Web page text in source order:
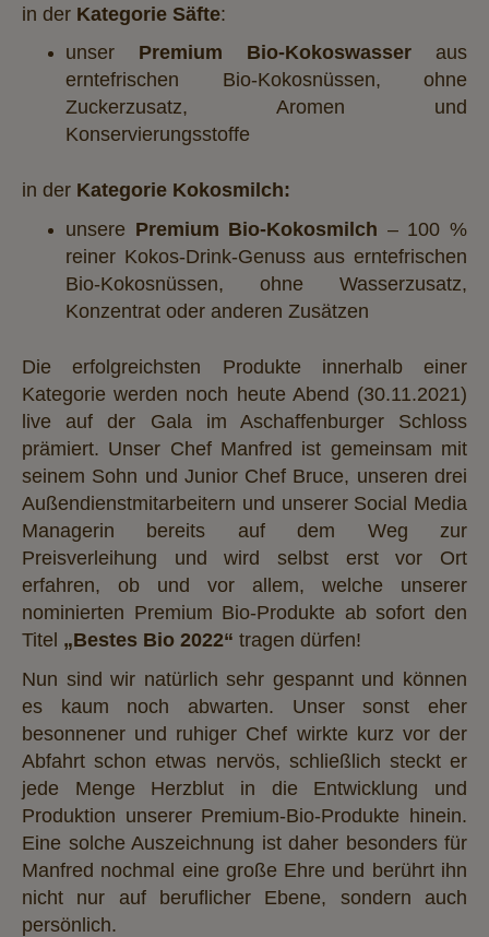
in der Kategorie Säfte:
unser Premium Bio-Kokoswasser aus
erntefrischen Bio-Kokosnüssen, ohne
Zuckerzusatz, Aromen und
Konservierungsstoffe
in der Kategorie Kokosmilch:
unsere Premium Bio-Kokosmilch – 100 %
reiner Kokos-Drink-Genuss aus erntefrischen
Bio-Kokosnüssen, ohne Wasserzusatz,
Konzentrat oder anderen Zusätzen
Die erfolgreichsten Produkte innerhalb einer
Kategorie werden noch heute Abend (30.11.2021)
live auf der Gala im Aschaffenburger Schloss
prämiert. Unser Chef Manfred ist gemeinsam mit
seinem Sohn und Junior Chef Bruce, unseren drei
Außendienstmitarbeitern und unserer Social Media
Managerin bereits auf dem Weg zur
Preisverleihung und wird selbst erst vor Ort
erfahren, ob und vor allem, welche unserer
nominierten Premium Bio-Produkte ab sofort den
Titel „Bestes Bio 2022“ tragen dürfen!
Nun sind wir natürlich sehr gespannt und können
es kaum noch abwarten. Unser sonst eher
besonnener und ruhiger Chef wirkte kurz vor der
Abfahrt schon etwas nervös, schließlich steckt er
jede Menge Herzblut in die Entwicklung und
Produktion unserer Premium-Bio-Produkte hinein.
Eine solche Auszeichnung ist daher besonders für
Manfred nochmal eine große Ehre und berührt ihn
nicht nur auf beruflicher Ebene, sondern auch
persönlich.